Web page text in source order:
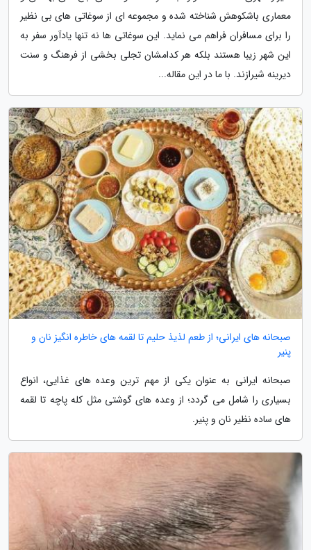
معماری باشکوهش شناخته شده و مجموعه ای از سوغاتی های بی نظیر
را برای مسافران فراهم می نماید. این سوغاتی ها نه تنها یادآور سفر به
این شهر زیبا هستند بلکه هر کدامشان تجلی بخشی از فرهنگ و سنت
دیرینه شیرازند. با ما در این مقاله...
صبحانه های ایرانی؛ از طعم لذیذ حلیم تا لقمه های خاطره انگیز نان و
پنیر
صبحانه ایرانی به عنوان یکی از مهم ترین وعده های غذایی، انواع
بسیاری را شامل می گردد؛ از وعده های گوشتی مثل کله پاچه تا لقمه
های ساده نظیر نان و پنیر.